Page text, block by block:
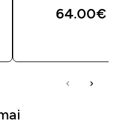
64.00€‎